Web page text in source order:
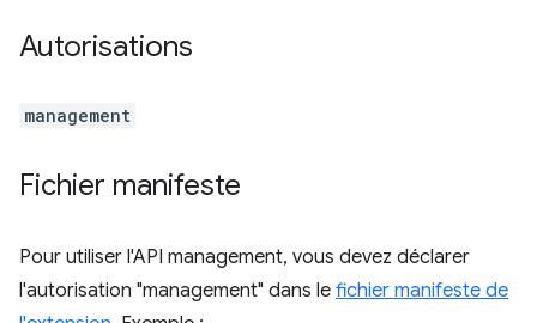
Autorisations
management
Fichier manifeste
Pour utiliser l'API management, vous devez déclarer
l'autorisation "management" dans le fichier manifeste de